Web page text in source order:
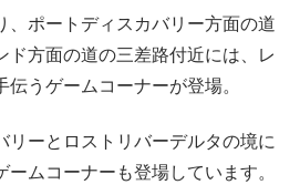
、ポートディスカバリー方面の道
ド方面の道の三差路付近には、レ
伝うゲームコーナーが登場。
リーとロストリバーデルタの境に
ムコーナーも登場しています。